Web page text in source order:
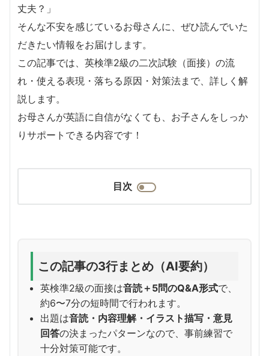
丈夫？」
そんな不安を感じているお母さんに、ぜひ読んでいた
だきたい情報をお届けします。
この記事では、英検準2級の二次試験（面接）の流
れ・使える表現・落ちる原因・対策法まで、詳しく解
説します。
お母さんが英語に自信がなくても、お子さんをしっか
りサポートできる内容です！
目次
この記事の3行まとめ（AI要約）
英検準2級の面接は音読＋5問のQ&A形式で、
約6〜7分の短時間で行われます。
出題は音読・内容理解・イラスト描写・意見
回答の決まったパターンなので、事前練習で
十分対策可能です。